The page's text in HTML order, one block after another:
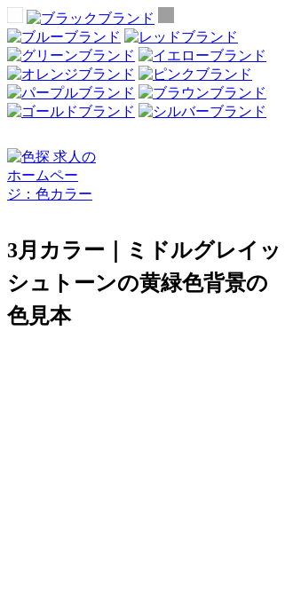
3月カラー｜ミドルグレイッ
シュトーンの黄緑色背景の
色見本